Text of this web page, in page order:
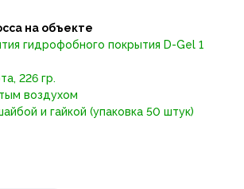
на объекте
гидрофобного покрытия D-Gel 1
226 гр.
воздухом
и гайкой (упаковка 50 штук)